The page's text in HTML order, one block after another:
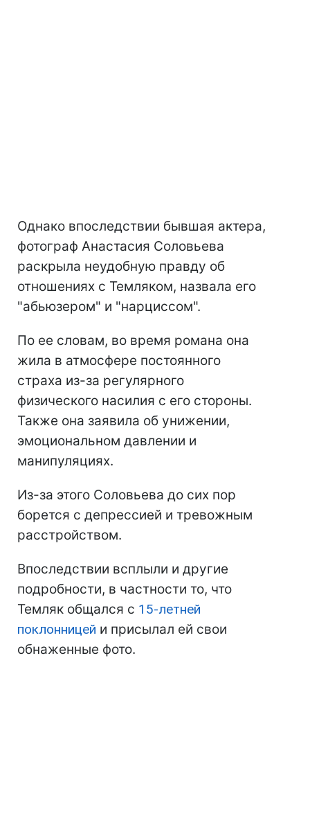
Однако впоследствии бывшая актера,
фотограф Анастасия Соловьева
раскрыла неудобную правду об
отношениях с Темляком, назвала его
"абьюзером" и "нарциссом".
По ее словам, во время романа она
жила в атмосфере постоянного
страха из-за регулярного
физического насилия с его стороны.
Также она заявила об унижении,
эмоциональном давлении и
манипуляциях.
Из-за этого Соловьева до сих пор
борется с депрессией и тревожным
расстройством.
Впоследствии всплыли и другие
подробности, в частности то, что
Темляк общался с 15-летней
поклонницей и присылал ей свои
обнаженные фото.